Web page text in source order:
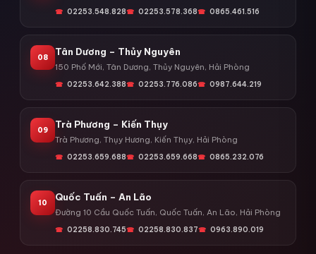
02253.548.828 02253.578.368 0865.461.516
08
Tân Dương – Thủy Nguyên
150 Phố Mới, Tân Dương, Thủy Nguyên, Hải Phòng
02253.642.388 02253.776.086 0987.644.219
09
Trà Phương – Kiến Thụy
Trà Phương, Thụy Hương, Kiến Thụy, Hải Phòng
02253.659.688 02253.659.668 0865.232.076
10
Quốc Tuấn – An Lão
Đường 10 Cầu Quốc Tuấn, Quốc Tuấn, An Lão, Hải Phòng
02258.830.745 02258.830.837 0963.890.019